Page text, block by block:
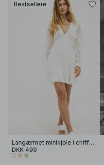
Bestsellere
Langærmet minikjole i chiffon med broderi
DKK 499